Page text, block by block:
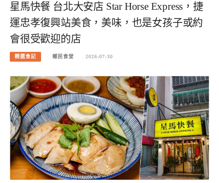
星馬快餐 台北大安店 Star Horse Express，捷
運忠孝復興站美食，美味，也是女孩子或約
會很受歡迎的店
精選食記 鄉民食堂 2026-07-30